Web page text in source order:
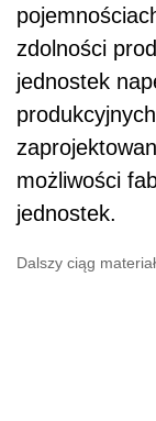
zdolności
jednostek
możliwości
jednostek.
Dalszy ciąg